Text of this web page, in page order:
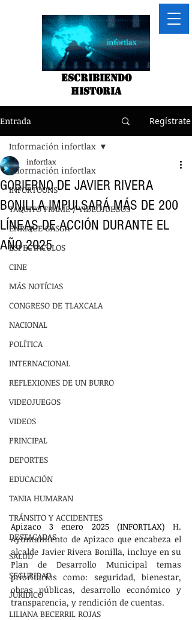
Escribiendo
historia
Entrada Regístrate
Información infortlax
INFORTOONS
TAQUITO FRAME / VIDEOJUEGOS
ENRIQUE GASGA
ESPECTACULOS
CINE
MÁS NOTÍCIAS
CONGRESO DE TLAXCALA
NACIONAL
POLÍTICA
INTERNACIONAL
REFLEXIONES DE UN BURRO
VIDEOJUEGOS
VIDEOS
PRINCIPAL
DEPORTES
EDUCACIÓN
TANIA HUMARAN
TRÁNSITO Y ACCIDENTES
DESTACADAS
SALUD
SEGURIDAD
JURÍDICO
LILIANA BECERRIL ROJAS
Información infortlax
GOBIERNO DE JAVIER RIVERA
BONILLA IMPULSARÁ MÁS DE 200
LÍNEAS DE ACCIÓN DURANTE EL
AÑO 2025
infortlax
Apizaco 3 enero 2025 (INFORTLAX)
H.
Ayuntamiento de Apizaco que encabeza el
alcalde Javier Rivera Bonilla, incluye en su
Plan de Desarrollo Municipal temas
prioritarios como: seguridad, bienestar,
obras públicas, desarrollo económico y
transparencia, y rendición de cuentas.